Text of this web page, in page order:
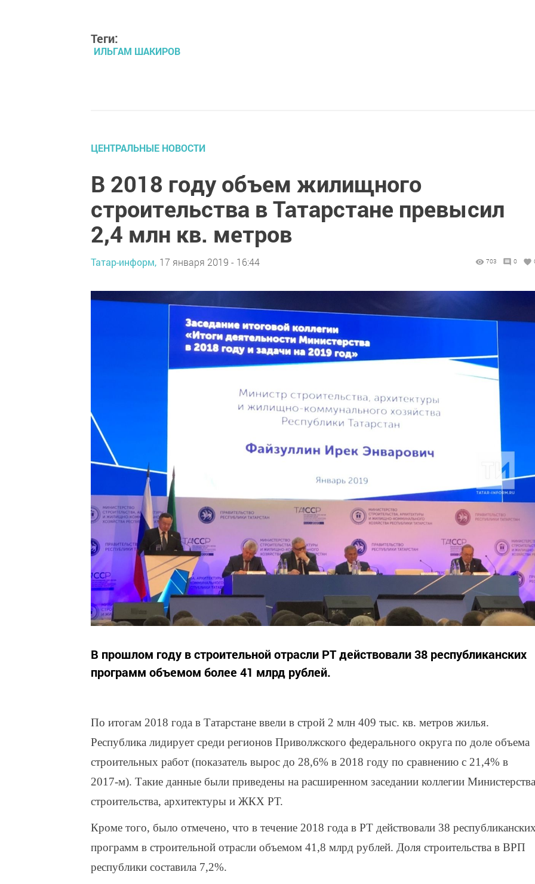
Теги:
ИЛЬГАМ ШАКИРОВ
ЦЕНТРАЛЬНЫЕ НОВОСТИ
В 2018 году объем жилищного
строительства в Татарстане превысил
2,4 млн кв. метров
Татар-информ, 17 января 2019 - 16:44 703 0
В прошлом году в строительной отрасли РТ действовали 38 республиканских
программ объемом более 41 млрд рублей.
По итогам 2018 года в Татарстане ввели в строй 2 млн 409 тыс. кв. метров жилья.
Республика лидирует среди регионов Приволжского федерального округа по доле объема
строительных работ (показатель вырос до 28,6% в 2018 году по сравнению с 21,4% в
2017-м). Такие данные были приведены на расширенном заседании коллегии Министерства
строительства, архитектуры и ЖКХ РТ.
Кроме того, было отмечено, что в течение 2018 года в РТ действовали 38
программ в строительной отрасли объемом 41,8 млрд рублей. Доля строительства в ВРП
республики составила 7,2%.